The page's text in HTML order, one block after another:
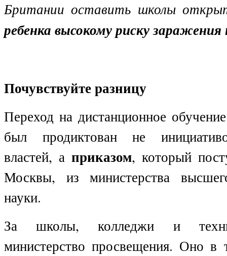
Британии оставить школы
ребенка высокому риску заражения
Почувствуйте разницу
Переход на дистанционное
был продиктован не
властей, а приказом, который
Москвы, из министерства
науки.
За школы, колледжи и
министерство просвещения. Оно